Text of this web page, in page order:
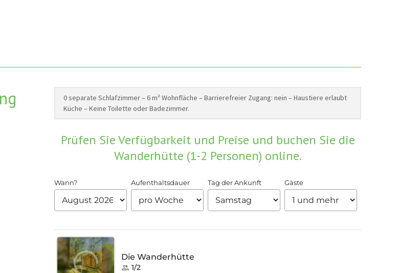
0 separate Schlafzimmer – 6 m² Wohnfläche – Barrierefreier Zugang: nein – Haustiere erlaubt
Küche – Keine Toilette oder Badezimmer.
Prüfen Sie Verfügbarkeit und Preise und buchen Sie die
Wanderhütte (1-2 Personen) online.